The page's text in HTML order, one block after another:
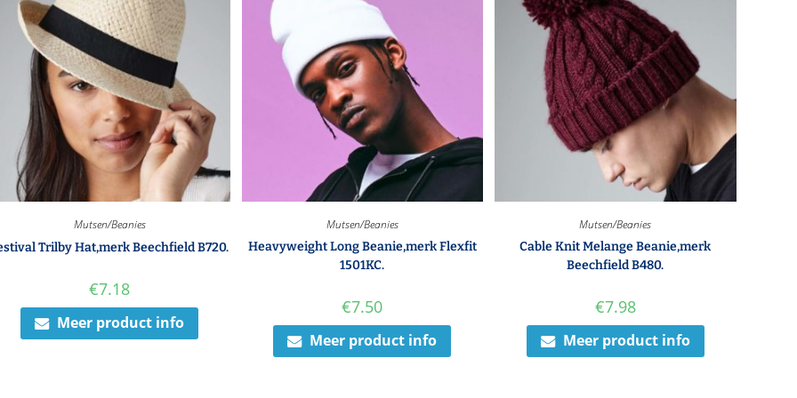
Mutsen/Beanies
Trilby Hat,merk Beechfield B720.
€7.18
Meer product info
Mutsen/Beanies
Heavyweight Long Beanie,merk Flexfit
1501KC.
€7.50
Meer product info
Mutsen/Beanies
Cable Knit Melange Beanie,merk
Beechfield B480.
€7.98
Meer product info